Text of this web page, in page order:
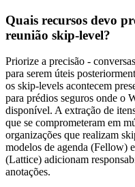
Quais recursos devo
reunião skip-level?
Priorize a precisão -
para serem úteis
os skip-levels acontecem
para prédios seguros onde o
disponível. A extração de
que se comprometeram em
organizações que realizam
modelos de agenda (Fellow)
(Lattice) adicionam
anotações.